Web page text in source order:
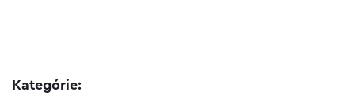
Kategórie: